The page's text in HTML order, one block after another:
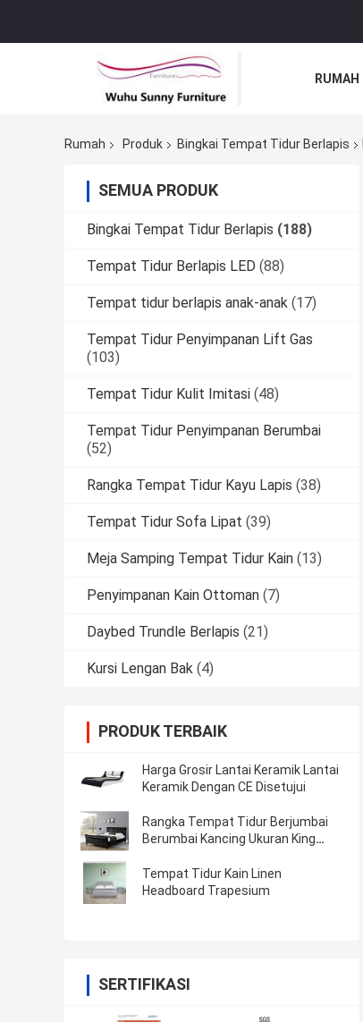
RUMAH
Rumah Produk Bingkai Tempat Tidur Berlapis
SEMUA PRODUK
Bingkai Tempat Tidur Berlapis (188)
Tempat Tidur Berlapis LED (88)
Tempat tidur berlapis anak-anak (17)
Tempat Tidur Penyimpanan Lift Gas
(103)
Tempat Tidur Kulit Imitasi (48)
Tempat Tidur Penyimpanan Berumbai
(52)
Rangka Tempat Tidur Kayu Lapis (38)
Tempat Tidur Sofa Lipat (39)
Meja Samping Tempat Tidur Kain (13)
Penyimpanan Kain Ottoman (7)
Daybed Trundle Berlapis (21)
Kursi Lengan Bak (4)
PRODUK TERBAIK
Harga Grosir Lantai Keramik Lantai
Keramik Dengan CE Disetujui
Rangka Tempat Tidur Berjumbai
Berumbai Kancing Ukuran King
Chesterfield
Tempat Tidur Kain Linen
Headboard Trapesium
SERTIFIKASI